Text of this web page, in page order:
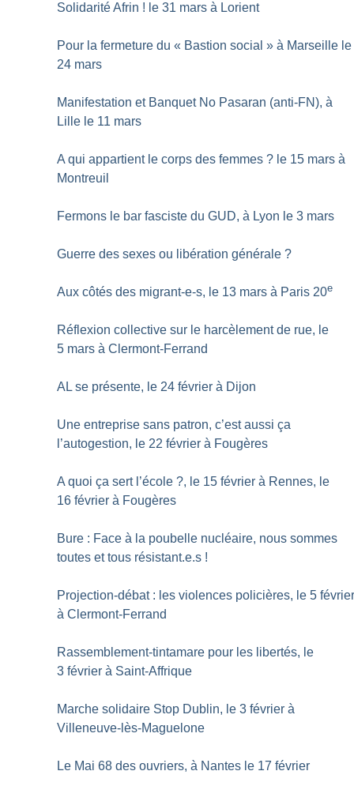
Solidarité Afrin ! le 31 mars à Lorient
Pour la fermeture du « Bastion social » à Marseille le
24 mars
Manifestation et Banquet No Pasaran (anti-FN), à
Lille le 11 mars
A qui appartient le corps des femmes ? le 15 mars à
Montreuil
Fermons le bar fasciste du GUD, à Lyon le 3 mars
Guerre des sexes ou libération générale ?
Aux côtés des migrant-e-s, le 13 mars à Paris 20e
Réflexion collective sur le harcèlement de rue, le
5 mars à Clermont-Ferrand
AL se présente, le 24 février à Dijon
Une entreprise sans patron, c’est aussi ça
l’autogestion, le 22 février à Fougères
A quoi ça sert l’école ?, le 15 février à Rennes, le
16 février à Fougères
Bure : Face à la poubelle nucléaire, nous sommes
toutes et tous résistant.e.s !
Projection-débat : les violences policières, le 5
à Clermont-Ferrand
Rassemblement-tintamare pour les libertés, le
3 février à Saint-Affrique
Marche solidaire Stop Dublin, le 3 février à
Villeneuve-lès-Maguelone
Le Mai 68 des ouvriers, à Nantes le 17 février